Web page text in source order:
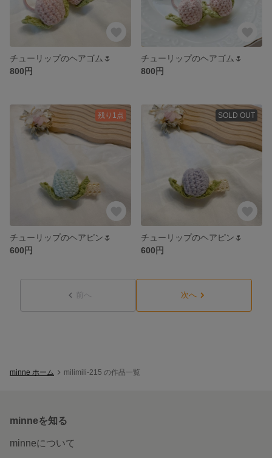
チューリップのヘアゴム🌷
800円
チューリップのヘアゴム🌷
800円
残り1点
チューリップのヘアピン🌷
600円
SOLD OUT
チューリップのヘアピン🌷
600円
前へ 次へ
minne ホーム milimili-215 の作品一覧
minneを知る
minneについて